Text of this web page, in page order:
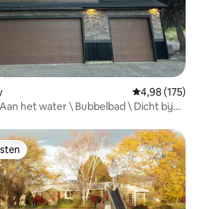
Gemiddelde
4,98 (175)
het water \ Bubbelbad \ Dicht bij